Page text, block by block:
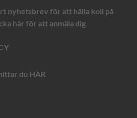
nyhetsbrev för att hålla koll på
här för att anmäla dig
du HÄR